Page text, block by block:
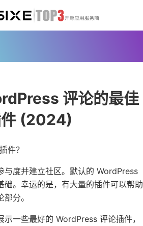
评论的最佳
(2024)
件？
与度并建立社区。默认的 WordPress
础。幸运的是，有大量的插件可以帮助
分。
一些最好的 WordPress 评论插件，